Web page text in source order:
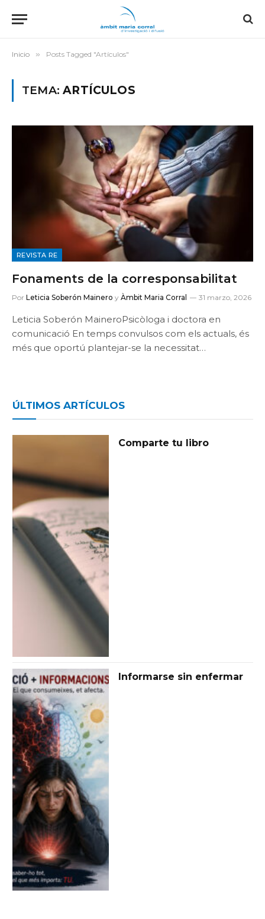
Inicio » Posts Tagged "Artículos"
TEMA:ARTÍCULOS
REVISTA RE
Fonaments de la corresponsabilitat
Por Leticia Soberón Mainero y Àmbit Maria Corral 31 marzo, 2026
Leticia Soberón MaineroPsicòloga i doctora en
comunicació En temps convulsos com els actuals, és
més que oportú plantejar-se la necessitat…
ÚLTIMOS ARTÍCULOS
Comparte tu libro
Informarse sin enfermar